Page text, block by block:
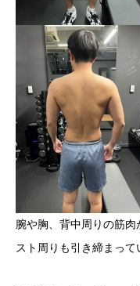
腕や胸、背中周りの筋
スト周りも引き締まって